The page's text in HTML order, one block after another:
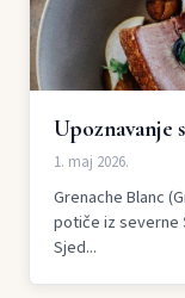
Upoznavanje
1. maj 2026.
Grenache Blanc
potiče iz severne
Sjed...